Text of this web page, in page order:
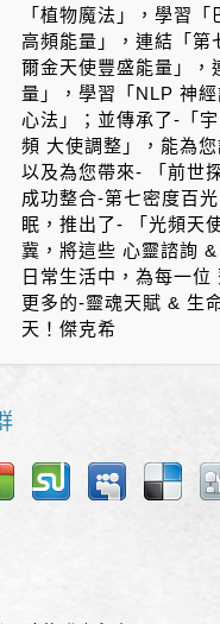
「植物魔法」，學習
高頻能量」，連結「第
爾金天使豐盛能量」，
量」，學習「NLP 神
心法」；並傳承了-「
頻 大使調整」，能為
以及為您帶來- 「前世
成功整合-第七密度百
眠，推出了- 「光頻天
冀，將這些 心靈諮詢
日常生活中，為每一
更多的-靈魂天賦 & 生
天！傑克希